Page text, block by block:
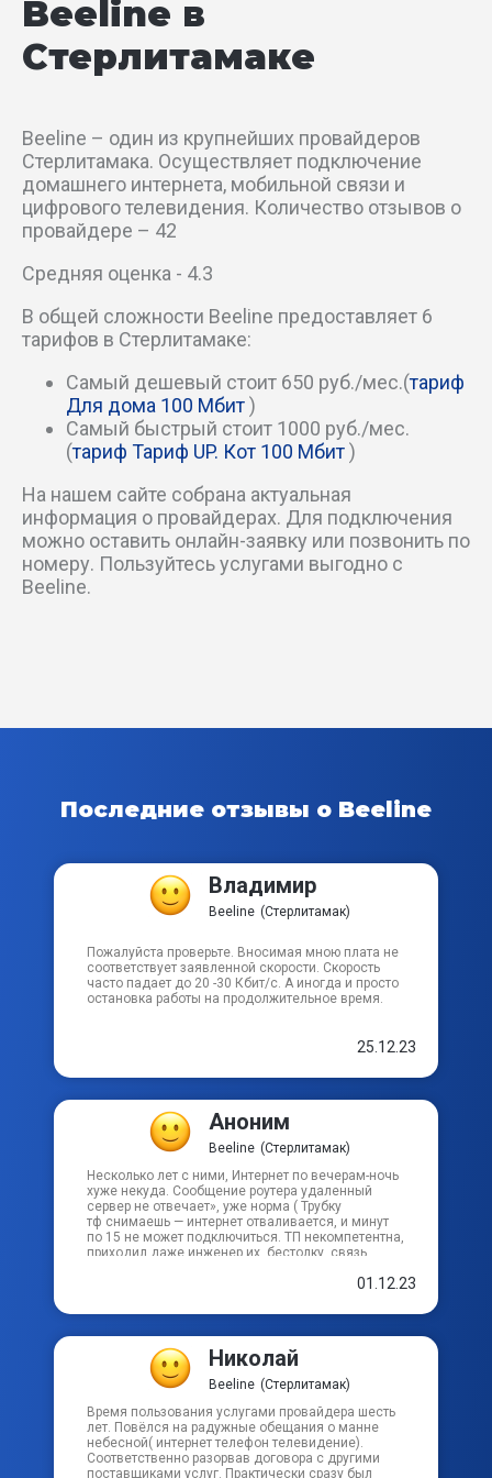
Раевский тракт
Российский пер
Северный пер
Стерлибашевский тракт
Трубный пер
Украинский пер
Уральский пер
Уфимский тракт
Хвойный пер
Ясный пер
пер Баумана
пер В.Ф.Кузьмина 1-й
пер В.Ф.Кузьмина 2-й
пер Водолаженко
пер Жукова
Beeline в
Стерлитамаке
Beeline – один из крупнейших провайдеров
Стерлитамака. Осуществляет подключение
домашнего интернета, мобильной связи и
цифрового телевидения. Количество отзывов о
провайдере – 42
Средняя оценка - 4.3
В общей сложности Beeline предоставляет 6
тарифов в Стерлитамаке:
Самый дешевый стоит 650 руб./мес.(тариф
Для дома 100 Мбит)
Самый быстрый стоит 1000 руб./мес.
(тариф Тариф UP. Кот 100 Мбит)
На нашем сайте собрана актуальная
информация о провайдерах. Для подключения
можно оставить онлайн-заявку или позвонить по
номеру. Пользуйтесь услугами выгодно с
Beeline.
Последние отзывы о Beeline
Владимир
Beeline (Стерлитамак)
Пожалуйста проверьте. Вносимая мною плата не
соответствует заявленной скорости. Скорость
часто падает до 20 -30 Кбит/с. А иногда и просто
остановка работы на продолжительное время.
25.12.23
Аноним
Beeline (Стерлитамак)
Несколько лет с ними, Интернет по вечерам-ночь
хуже некуда. Сообщение роутера удаленный
сервер не отвечает», уже норма ( Трубку
тф снимаешь — интернет отваливается, и минут
по 15 не может подключиться. ТП некомпетентна,
приходил даже инженер их, бестолку, связь
01.12.23
Николай
Beeline (Стерлитамак)
Время пользования услугами провайдера шесть
лет. Повёлся на радужные обещания о манне
небесной( интернет телефон телевидение).
Соответственно разорвав договора с другими
поставщиками услуг. Практически сразу был